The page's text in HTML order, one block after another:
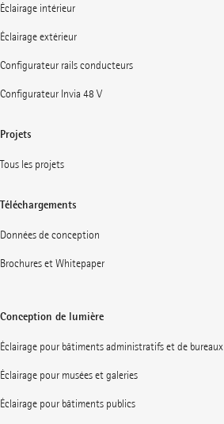
Éclairage intérieur
Éclairage extérieur
Configurateur rails conducteurs
Configurateur Invia 48 V
Projets
Tous les projets
Téléchargements
Données de conception
Brochures et Whitepaper
Conception de lumière
Éclairage pour bâtiments administratifs et de bureaux
Éclairage pour musées et galeries
Éclairage pour bâtiments publics